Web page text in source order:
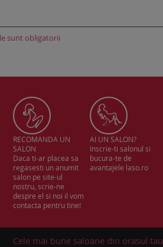
sunt obligatorii
RECOMANDA UN
SALON
Daca ti-ar placea sa
regasesti un anumit
salon pe site-ul
nostru, scrie-ne
despre el si noi il vom
contacta pentru tine!
AI UN SALON?
Inscrie-ti salonul si
bucura-te de
avantajele laso.ro
Cele mai bune saloane din orasul tau